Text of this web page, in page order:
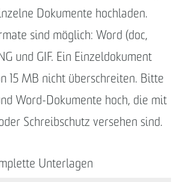
Dokumente hochladen.
sind möglich: Word (doc,
und GIF. Ein Einzeldokument
15 MB nicht überschreiten. Bitte
Word-Dokumente hoch, die mit
Schreibschutz versehen sind.
Unterlagen